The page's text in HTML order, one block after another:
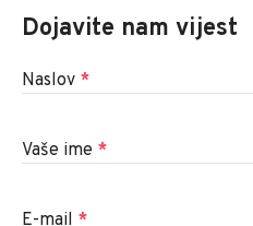
Dojavite nam vijest
Naslov *
Vaše ime *
E-mail *